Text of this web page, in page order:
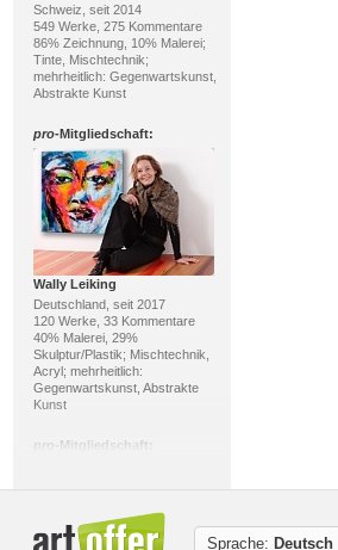
Schweiz, seit 2014
549 Werke, 275 Kommentare
86% Zeichnung, 10% Malerei;
Tinte, Mischtechnik;
mehrheitlich: Gegenwartskunst,
Abstrakte Kunst
pro-Mitgliedschaft:
Wally Leiking
Deutschland, seit 2017
120 Werke, 33 Kommentare
40% Malerei, 29%
Skulptur/Plastik; Mischtechnik,
Acryl; mehrheitlich:
Gegenwartskunst, Abstrakte
Kunst
pro -Mitgliedschaft:
Sprache: Deutsch